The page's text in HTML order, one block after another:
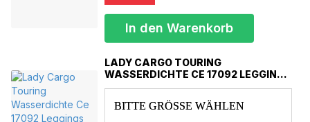
Gepolsterte Schultern
Schlüsseltasche innen kleinIn den Warenkorb
LADY CARGO TOURING
WASSERDICHTE CE 17092 LEGGINGS
BIKER MOTORRADHOSE MCV
BITTE GRÖSSE WÄHLEN